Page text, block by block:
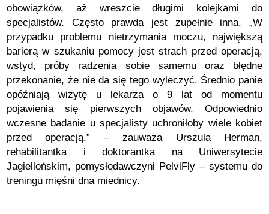
obowiązków, aż wreszcie długimi kolejkami do
specjalistów. Często prawda jest zupełnie inna. „W
przypadku problemu nietrzymania moczu, największą
barierą w szukaniu pomocy jest strach przed operacją,
wstyd, próby radzenia sobie samemu oraz błędne
przekonanie, że nie da się tego wyleczyć. Średnio panie
opóźniają wizytę u lekarza o 9 lat od momentu
pojawienia się pierwszych objawów. Odpowiednio
wczesne badanie u specjalisty uchroniłoby wiele kobiet
przed operacją.” – zauważa Urszula Herman,
rehabilitantka i doktorantka na Uniwersytecie
Jagiellońskim, pomysłodawczyni PelviFly – systemu do
treningu mięśni dna miednicy.